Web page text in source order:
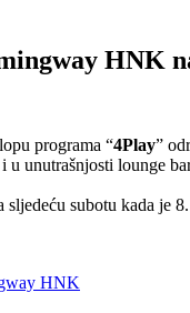
HNK
programa “4Play”
u unutrašnjosti lounge
sljedeću subotu kada je
HNK